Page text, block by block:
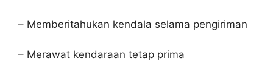
– Memberitahukan kendala selama pengiriman
– Merawat kendaraan tetap prima